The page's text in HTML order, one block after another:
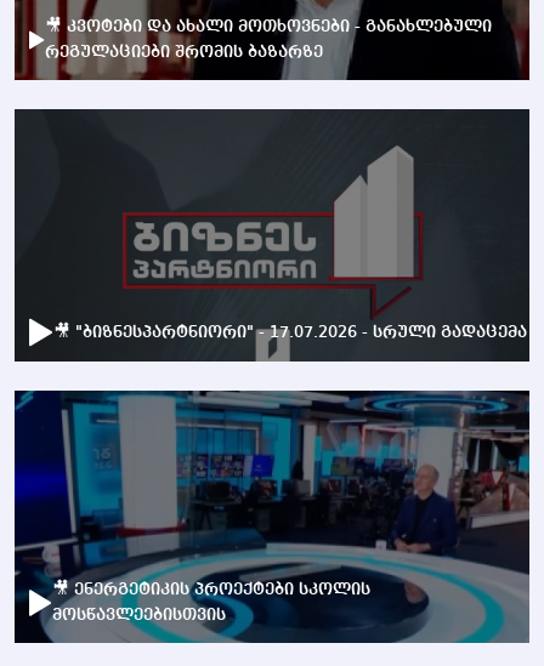
🎥 კვოტები და ახალი მოთხოვნები - განახლებული
რეგულაციები შრომის ბაზარზე
🎥 "ბიზნესპარტნიორი" - 17.07.2026 - სრული გადაცემა
🎥 ენერგეტიკის პროექტები სკოლის
მოსწავლეებისთვის